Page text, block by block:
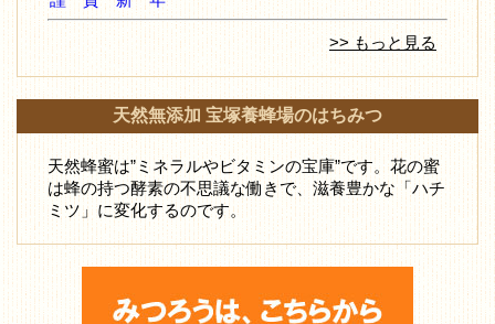
>> もっと見る
天然無添加 宝塚養蜂場のはちみつ
天然蜂蜜は”ミネラルやビタミンの宝庫”です。花の蜜
は蜂の持つ酵素の不思議な働きで、滋養豊かな「ハチ
ミツ」に変化するのです。